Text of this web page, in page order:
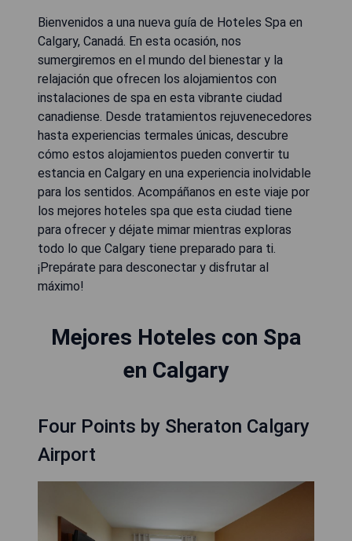
Bienvenidos a una nueva guía de Hoteles Spa en
Calgary, Canadá. En esta ocasión, nos
sumergiremos en el mundo del bienestar y la
relajación que ofrecen los alojamientos con
instalaciones de spa en esta vibrante ciudad
canadiense. Desde tratamientos rejuvenecedores
hasta experiencias termales únicas, descubre
cómo estos alojamientos pueden convertir tu
estancia en Calgary en una experiencia inolvidable
para los sentidos. Acompáñanos en este viaje por
los mejores hoteles spa que esta ciudad tiene
para ofrecer y déjate mimar mientras exploras
todo lo que Calgary tiene preparado para ti.
¡Prepárate para desconectar y disfrutar al
máximo!
Mejores Hoteles con Spa
en Calgary
Four Points by Sheraton Calgary
Airport